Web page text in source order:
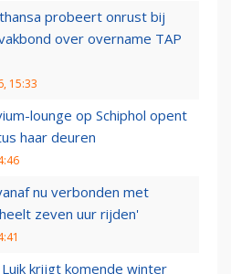
probeert onrust bij
over overname TAP
15:33
lounge op Schiphol opent
haar deuren
nu verbonden met
zeven uur rijden'
krijgt komende winter